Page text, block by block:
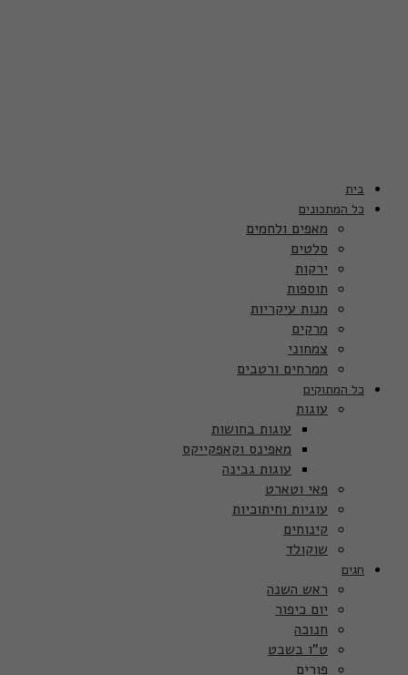
בית
כל המתכונים
מאפים ולחמים
סלטים
ירקות
תוספות
מנות עיקריות
מרקים
צמחוני
ממרחים ורטבים
כל המתוקים
עוגות
עוגות בחושות
מאפינס וקאפקייקס
עוגות גבינה
פאי וטארט
עוגיות וחיתוכיות
קינוחים
שוקולד
חגים
ראש השנה
יום כיפור
חנוכה
ט”ו בשבט
פורים